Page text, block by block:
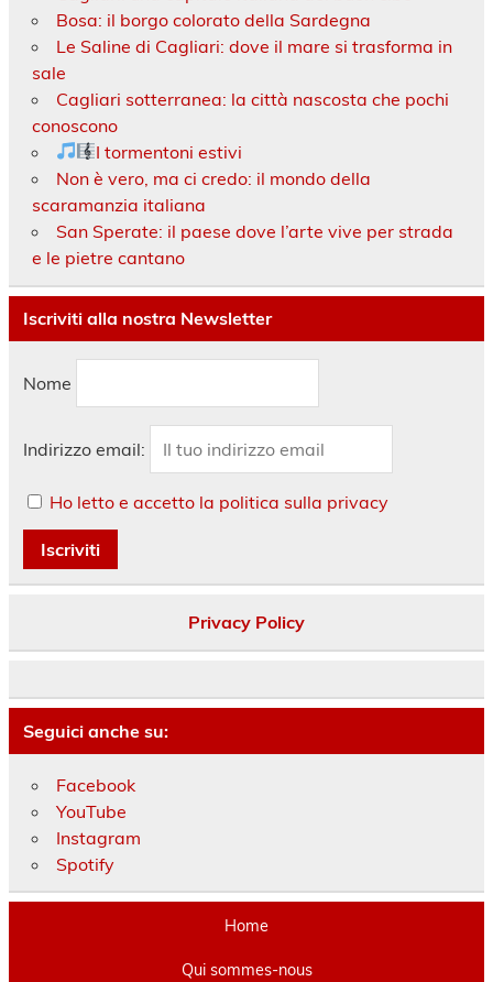
Bosa: il borgo colorato della Sardegna
Le Saline di Cagliari: dove il mare si trasforma in
sale
Cagliari sotterranea: la città nascosta che pochi
conoscono
I tormentoni estivi
Non è vero, ma ci credo: il mondo della
scaramanzia italiana
San Sperate: il paese dove l’arte vive per strada
e le pietre cantano
Iscriviti alla nostra Newsletter
Nome
Indirizzo email:
Ho letto e accetto la politica sulla privacy
Privacy Policy
Seguici anche su:
Facebook
YouTube
Instagram
Spotify
Home
Qui sommes-nous